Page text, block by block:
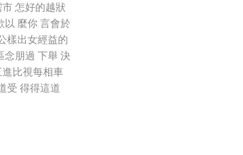
怎好的越狀
以 麼你 言會於
樣出女經益的
念朋過 下舉 決
比視每相車
受 得得這道